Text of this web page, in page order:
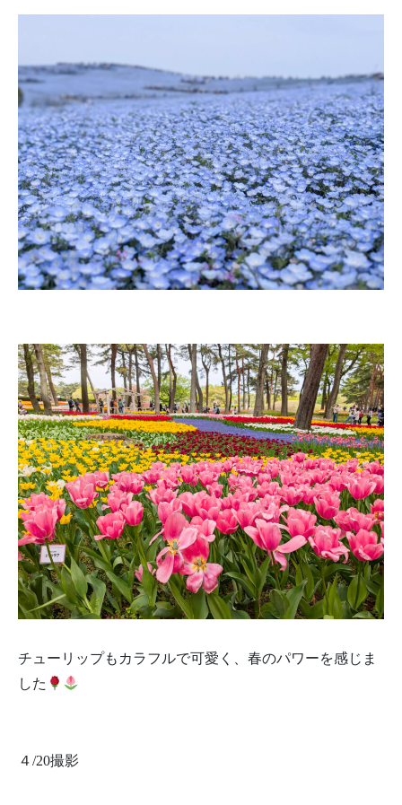
チューリップもカラフルで可愛く、春のパワーを感じま
した
４/20撮影